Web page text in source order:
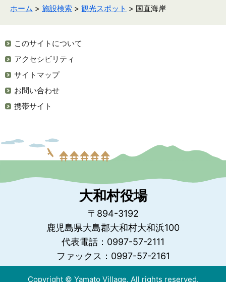
ホーム > 施設検索 > 観光スポット > 国直海岸
このサイトについて
アクセシビリティ
サイトマップ
お問い合わせ
携帯サイト
大和村役場
〒894-3192
鹿児島県大島郡大和村大和浜100
代表電話：0997-57-2111
ファックス：0997-57-2161
Copyright © Yamato Village. All rights reserved.